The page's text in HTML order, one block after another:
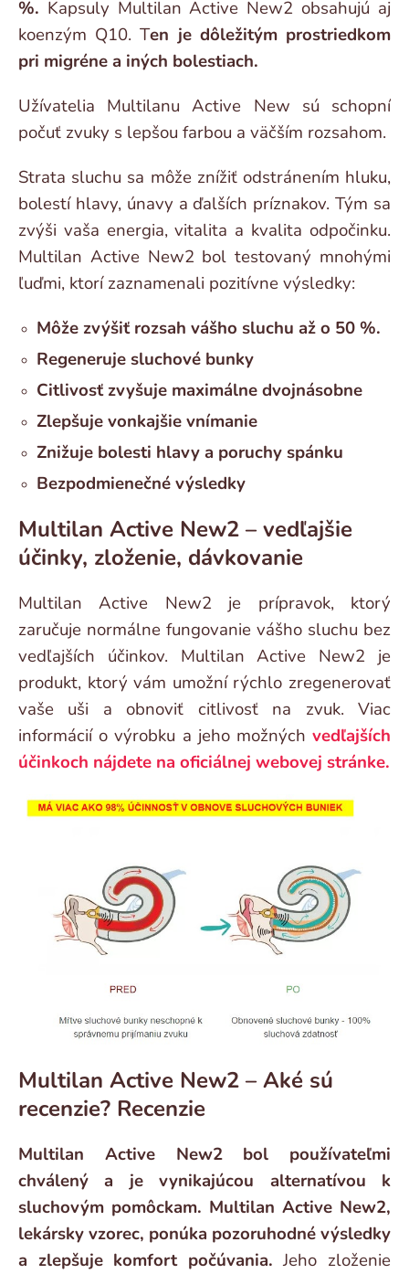
%. Kapsuly Multilan Active New2 obsahujú aj
koenzým Q10. Ten je dôležitým prostriedkom
pri migréne a iných bolestiach.
Užívatelia Multilanu Active New sú schopní
počuť zvuky s lepšou farbou a väčším rozsahom.
Strata sluchu sa môže znížiť odstránením hluku,
bolestí hlavy, únavy a ďalších príznakov. Tým sa
zvýši vaša energia, vitalita a kvalita odpočinku.
Multilan Active New2 bol testovaný mnohými
ľuďmi, ktorí zaznamenali pozitívne výsledky:
Môže zvýšiť rozsah vášho sluchu až o 50 %.
Regeneruje sluchové bunky
Citlivosť zvyšuje maximálne dvojnásobne
Zlepšuje vonkajšie vnímanie
Znižuje bolesti hlavy a poruchy spánku
Bezpodmienečné výsledky
Multilan Active New2 – vedľajšie
účinky, zloženie, dávkovanie
Multilan Active New2 je prípravok, ktorý
zaručuje normálne fungovanie vášho sluchu bez
vedľajších účinkov. Multilan Active New2 je
produkt, ktorý vám umožní rýchlo zregenerovať
vaše uši a obnoviť citlivosť na zvuk. Viac
informácií o výrobku a jeho možných vedľajších
účinkoch nájdete na oficiálnej webovej stránke.
Multilan Active New2 – Aké sú
recenzie? Recenzie
Multilan Active New2 bol používateľmi
chválený a je vynikajúcou alternatívou k
sluchovým pomôckam. Multilan Active New2,
lekársky vzorec, ponúka pozoruhodné výsledky
a zlepšuje komfort počúvania. Jeho zloženie